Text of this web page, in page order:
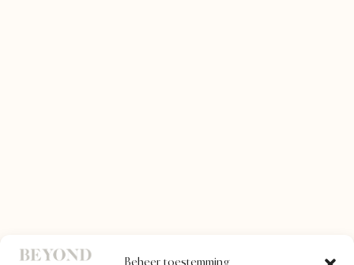
Beheer toestemming